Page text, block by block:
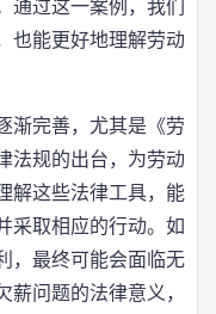
通过这一案例，我们
也能更好地理解劳动
渐完善，尤其是《劳
法规的出台，为劳动
解这些法律工具，能
采取相应的行动。如
，最终可能会面临无
问题的法律意义，